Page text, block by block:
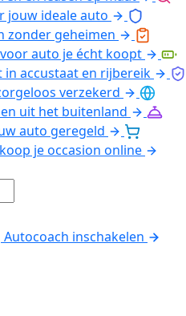
jouw ideale auto
zonder geheimen
auto je écht koopt
in accustaat en rijbereik
verzekerd
uit het buitenland
auto geregeld
je occasion online
Autocoach inschakelen